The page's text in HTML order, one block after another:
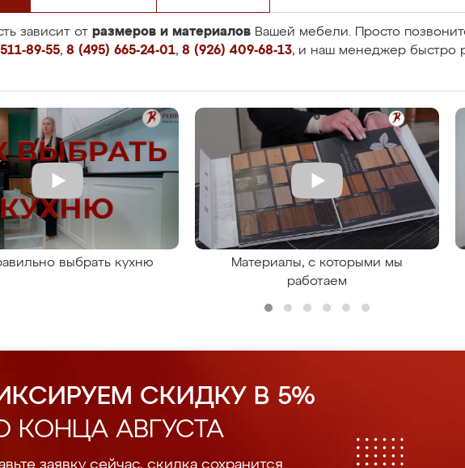
зависит от размеров и материалов Вашей мебели. Просто
89-55, 8 (495) 665-24-01, 8 (926) 409-68-13, и наш менеджер быстро
выбрать кухню
Материалы, с которыми мы
работаем
СКИДКУ В 5%
КОНЦА АВГУСТА
заявку сейчас, скидка сохранится.